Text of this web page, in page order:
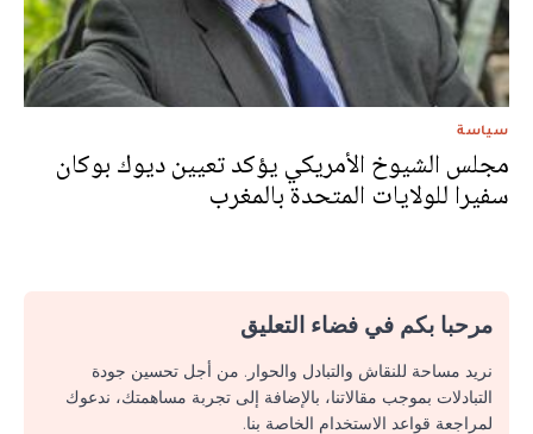
سياسة
مجلس الشيوخ الأمريكي يؤكد تعيين ديوك بوكان
سفيرا للولايات المتحدة بالمغرب
مرحبا بكم في فضاء التعليق
نريد مساحة للنقاش والتبادل والحوار. من أجل تحسين جودة
التبادلات بموجب مقالاتنا، بالإضافة إلى تجربة مساهمتك، ندعوك
لمراجعة قواعد الاستخدام الخاصة بنا.